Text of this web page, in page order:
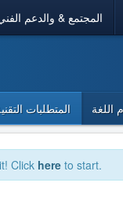
المجتمع & والدعم
اللغة المتطلبات
Click here to start.